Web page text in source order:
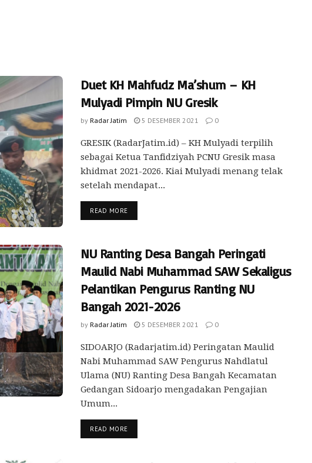
Duet KH Mahfudz Ma’shum – KH
Mulyadi Pimpin NU Gresik
by Radar Jatim 5 DESEMBER 2021 0
GRESIK (RadarJatim.id) – KH Mulyadi terpilih
sebagai Ketua Tanfidziyah PCNU Gresik masa
khidmat 2021-2026. Kiai Mulyadi menang telak
setelah mendapat...
READ MORE
NU Ranting Desa Bangah Peringati
Maulid Nabi Muhammad SAW Sekaligus
Pelantikan Pengurus Ranting NU
Bangah 2021-2026
by Radar Jatim 5 DESEMBER 2021 0
SIDOARJO (Radarjatim.id) Peringatan Maulid
Nabi Muhammad SAW Pengurus Nahdlatul
Ulama (NU) Ranting Desa Bangah Kecamatan
Gedangan Sidoarjo mengadakan Pengajian
Umum...
READ MORE